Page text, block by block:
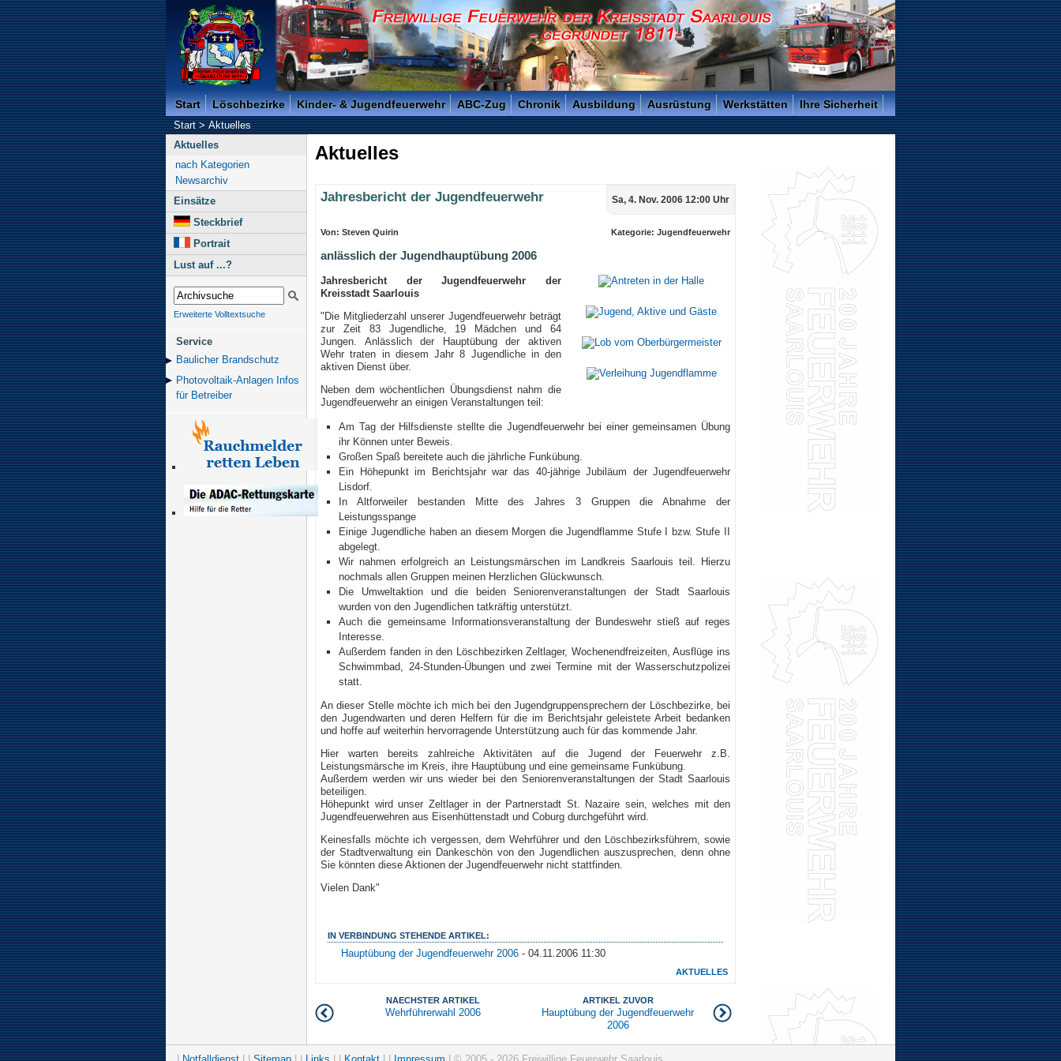
Freiwillige Feuerwehr der Kreisstadt Saarlouis - Gegründet 1811 -
Start Löschbezirke Kinder- & Jugendfeuerwehr ABC-Zug Chronik Ausbildung Ausrüstung Werkstätten Ihre Sicherheit
Start>Aktuelles
Aktuelles
nach Kategorien
Newsarchiv
Einsätze
Steckbrief
Portrait
Lust auf ...?
Erweiterte Volltextsuche
Service
Baulicher Brand­schutz
Photovoltaik-Anlagen Infos
für Betreiber
Aktuelles
Sa, 4. Nov. 2006 12:00 Uhr
Jahresbericht der Jugendfeuerwehr
Kategorie: Jugendfeuerwehr
Von: Steven Quirin
anlässlich der Jugendhauptübung 2006
Jahresbericht der Jugendfeuerwehr der
Kreisstadt Saarlouis
"Die Mitgliederzahl unserer Jugendfeuerwehr beträgt
zur Zeit 83 Jugendliche, 19 Mädchen und 64
Jungen. Anlässlich der Hauptübung der aktiven
Wehr traten in diesem Jahr 8 Jugendliche in den
aktiven Dienst über.
Neben dem wöchentlichen Übungsdienst nahm die
Jugendfeuerwehr an einigen Veranstaltungen teil:
Am Tag der Hilfsdienste stellte die Jugendfeuerwehr bei einer gemeinsamen Übung
ihr Können unter Beweis.
Großen Spaß bereitete auch die jährliche Funkübung.
Ein Höhepunkt im Berichtsjahr war das 40-jährige Jubiläum der Jugendfeuerwehr
Lisdorf.
In Altforweiler bestanden Mitte des Jahres 3 Gruppen die Abnahme der
Leistungsspange
Einige Jugendliche haben an diesem Morgen die Jugendflamme Stufe I bzw. Stufe II
abgelegt.
Wir nahmen erfolgreich an Leistungsmärschen im Landkreis Saarlouis teil. Hierzu
nochmals allen Gruppen meinen Herzlichen Glückwunsch.
Die Umweltaktion und die beiden Seniorenveranstaltungen der Stadt Saarlouis
wurden von den Jugendlichen tatkräftig unterstützt.
Auch die gemeinsame Informationsveranstaltung der Bundeswehr stieß auf reges
Interesse.
Außerdem fanden in den Löschbezirken Zeltlager, Wochenendfreizeiten, Ausflüge ins
Schwimmbad, 24-Stunden-Übungen und zwei Termine mit der Wasserschutzpolizei
statt.
An dieser Stelle möchte ich mich bei den Jugendgruppensprechern der Löschbezirke, bei
den Jugendwarten und deren Helfern für die im Berichtsjahr geleistete Arbeit bedanken
und hoffe auf weiterhin hervorragende Unterstützung auch für das kommende Jahr.
Hier warten bereits zahlreiche Aktivitäten auf die Jugend der Feuerwehr z.B.
Leistungsmärsche im Kreis, ihre Hauptübung und eine gemeinsame Funkübung.
Außerdem werden wir uns wieder bei den Seniorenveranstaltungen der Stadt Saarlouis
beteiligen.
Höhepunkt wird unser Zeltlager in der Partnerstadt St. Nazaire sein, welches mit den
Jugendfeuerwehren aus Eisenhüttenstadt und Coburg durchgeführt wird.
Keinesfalls möchte ich vergessen, dem Wehrführer und den Löschbezirksführern, sowie
der Stadtverwaltung ein Dankeschön von den Jugendlichen auszusprechen, denn ohne
Sie könnten diese Aktionen der Jugendfeuerwehr nicht stattfinden.
Vielen Dank"
IN VERBINDUNG STEHENDE ARTIKEL:
Hauptübung der Jugendfeuerwehr 2006 - 04.11.2006 11:30
AKTUELLES
ARTIKEL ZUVOR
Hauptübung der Jugendfeuerwehr
2006
NAECHSTER ARTIKEL
Wehrführerwahl 2006